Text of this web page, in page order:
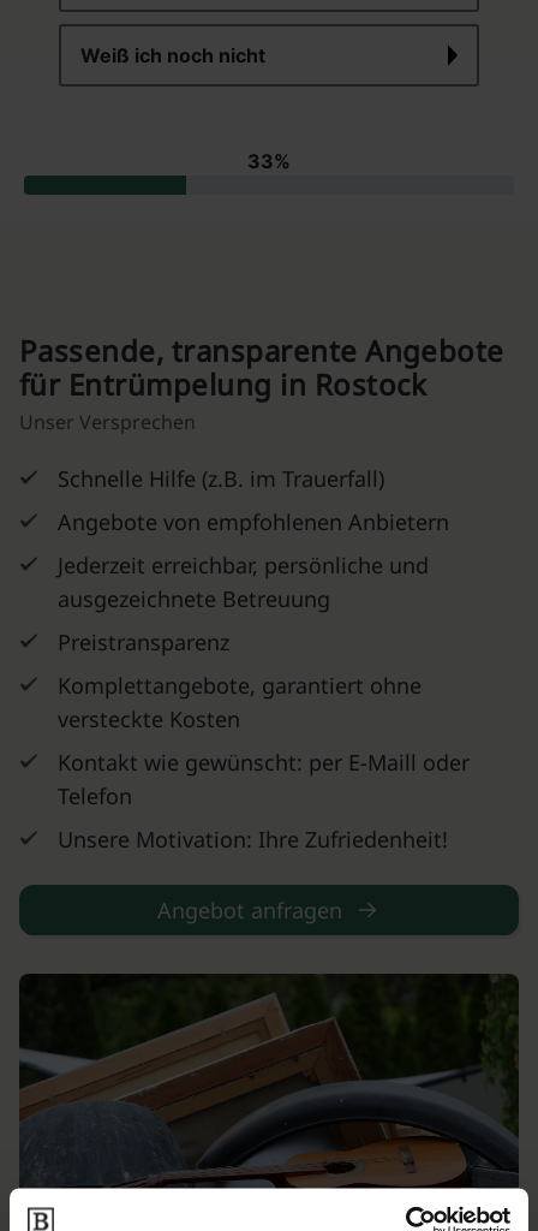
Passende, transparente Angebote
für Entrümpelung in Rostock
Unser Versprechen
Schnelle Hilfe (z.B. im Trauerfall)
Angebote von empfohlenen Anbietern
Jederzeit erreichbar, persönliche und
ausgezeichnete Betreuung
Preistransparenz
Komplettangebote, garantiert ohne
versteckte Kosten
Kontakt wie gewünscht: per E-Maill oder
Telefon
Unsere Motivation: Ihre Zufriedenheit!
Angebot anfragen